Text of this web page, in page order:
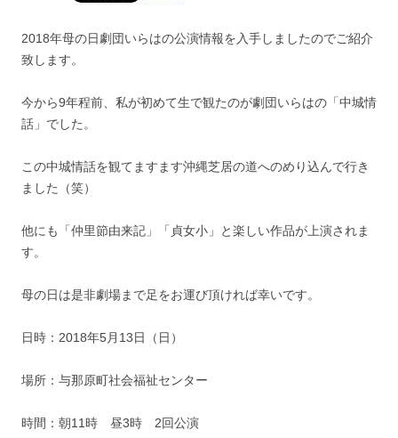
2018年母の日劇団いらはの公演情報を入手しましたのでご紹介
致します。
今から9年程前、私が初めて生で観たのが劇団いらはの「中城情
話」でした。
この中城情話を観てますます沖縄芝居の道へのめり込んで行き
ました（笑）
他にも「仲里節由来記」「貞女小」と楽しい作品が上演されま
す。
母の日は是非劇場まで足をお運び頂ければ幸いです。
日時：2018年5月13日（日）
場所：与那原町社会福祉センター
時間：朝11時 昼3時 2回公演